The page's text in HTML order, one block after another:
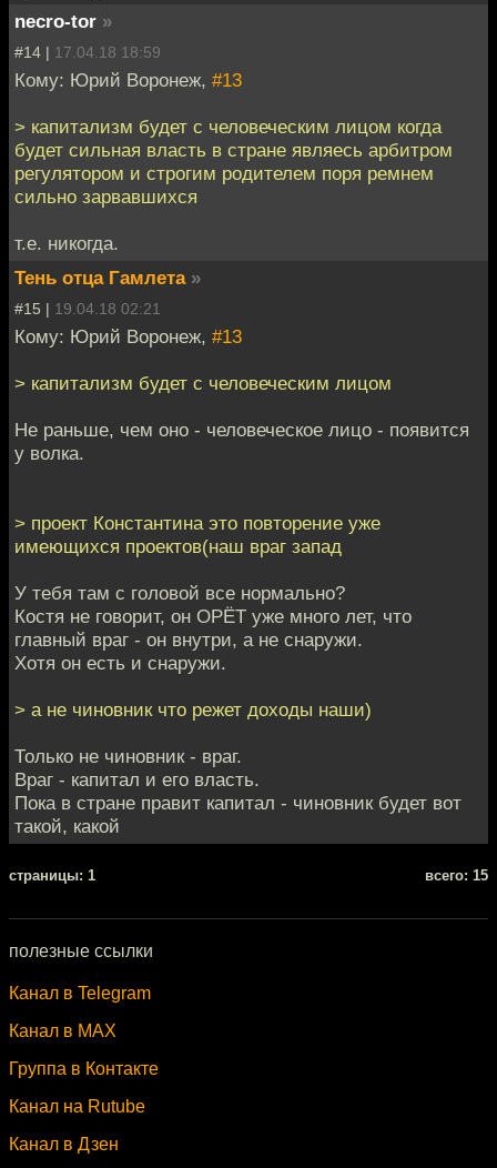
necro-tor »
#14 | 17.04.18 18:59
Кому: Юрий Воронеж, #13
> капитализм будет с человеческим лицом когда
будет сильная власть в стране являесь арбитром
регулятором и строгим родителем поря ремнем
сильно зарвавшихся
т.е. никогда.
Тень отца Гамлета »
#15 | 19.04.18 02:21
Кому: Юрий Воронеж, #13
> капитализм будет с человеческим лицом
Не раньше, чем оно - человеческое лицо - появится
у волка.
> проект Константина это повторение уже
имеющихся проектов(наш враг запад
У тебя там с головой все нормально?
Костя не говорит, он ОРЁТ уже много лет, что
главный враг - он внутри, а не снаружи.
Хотя он есть и снаружи.
> а не чиновник что режет доходы наши)
Только не чиновник - враг.
Враг - капитал и его власть.
Пока в стране правит капитал - чиновник будет вот
такой, какой
cтраницы: 1 всего: 15
полезные ссылки
Канал в Telegram
Канал в MAX
Группа в Контакте
Канал на Rutube
Канал в Дзен